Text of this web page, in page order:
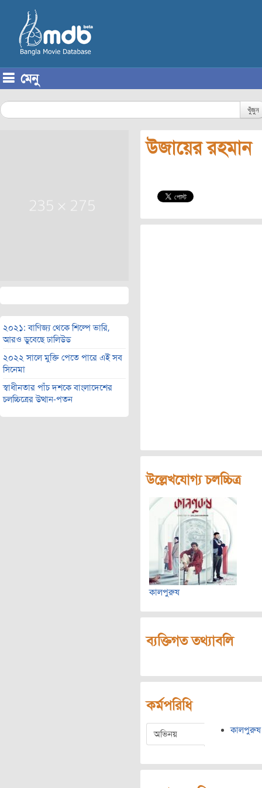
মেনু
খুঁজুন
২০২১: বাণিজ্য থেকে শিল্পে ভারি,
আরও ডুবেছে ঢালিউড
২০২২ সালে মুক্তি পেতে পারে এই সব
সিনেমা
স্বাধীনতার পাঁচ দশকে বাংলাদেশের
চলচ্চিত্রের উত্থান-পতন
উজায়ের রহমান
উল্লেখযোগ্য চলচ্চিত্র
কালপুরুষ
ব্যক্তিগত তথ্যাবলি
কর্মপরিধি
অভিনয় কালপুরুষ